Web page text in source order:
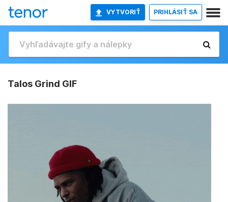
VYTVORIŤ PRIHLÁSIŤ SA
Talos Grind GIF